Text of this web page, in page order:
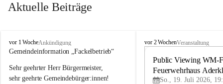
Aktuelle Beiträge
A
d
r
k
vor 1 WocheAnkündigung
Gemeindeinformation „Fackelbetrieb“
Sehr geehrter Herr Bürgermeister,
sehr geehrte Gemeindebürger:innen!
A
vor 2 WochenVeranstaltung
Public Viewing WM-
Feuerwehrhaus
So., 19. Juli 2026,